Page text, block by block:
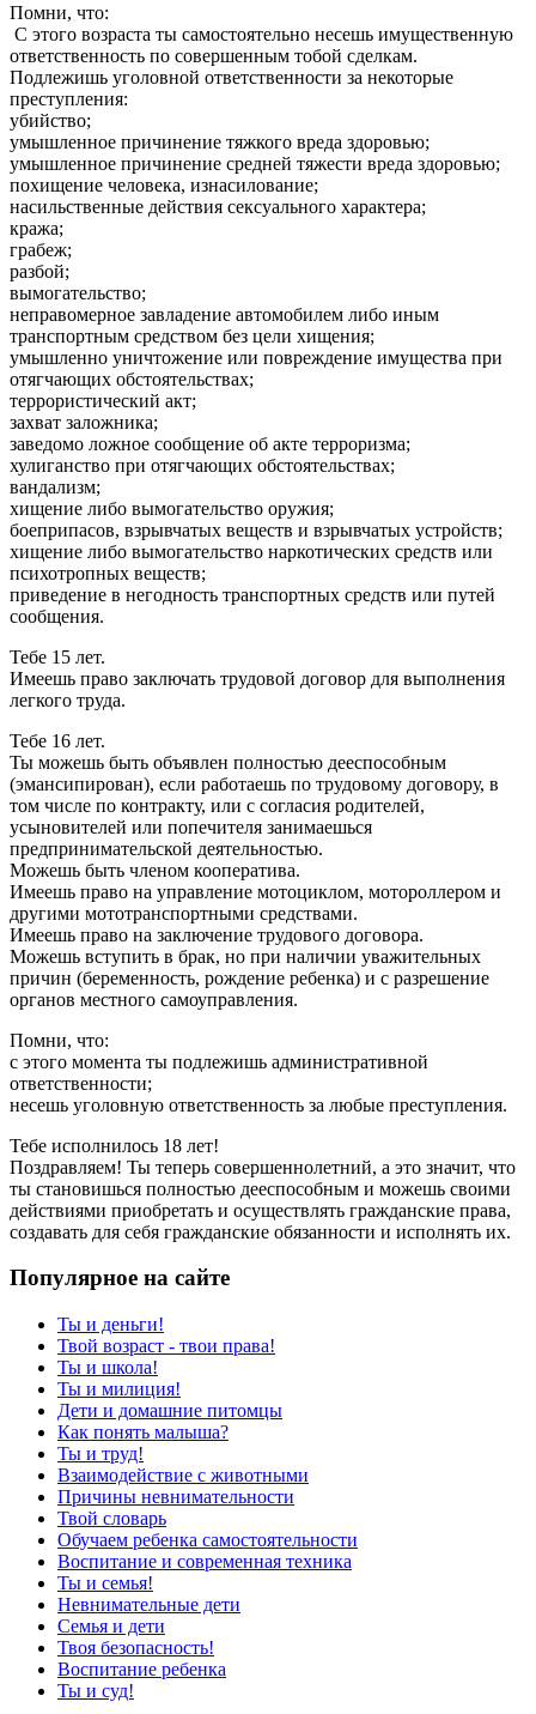
Помни, что:
С этого возраста ты самостоятельно несешь имущественную
ответственность по совершенным тобой сделкам.
Подлежишь уголовной ответственности за некоторые
преступления:
убийство;
умышленное причинение тяжкого вреда здоровью;
умышленное причинение средней тяжести вреда здоровью;
похищение человека, изнасилование;
насильственные действия сексуального характера;
кража;
грабеж;
разбой;
вымогательство;
неправомерное завладение автомобилем либо иным
транспортным средством без цели хищения;
умышленно уничтожение или повреждение имущества при
отягчающих обстоятельствах;
террористический акт;
захват заложника;
заведомо ложное сообщение об акте терроризма;
хулиганство при отягчающих обстоятельствах;
вандализм;
хищение либо вымогательство оружия;
боеприпасов, взрывчатых веществ и взрывчатых устройств;
хищение либо вымогательство наркотических средств или
психотропных веществ;
приведение в негодность транспортных средств или путей
сообщения.
Тебе 15 лет.
Имеешь право заключать трудовой договор для выполнения
легкого труда.
Тебе 16 лет.
Ты можешь быть объявлен полностью дееспособным
(эмансипирован), если работаешь по трудовому договору, в
том числе по контракту, или с согласия родителей,
усыновителей или попечителя занимаешься
предпринимательской деятельностью.
Можешь быть членом кооператива.
Имеешь право на управление мотоциклом, мотороллером и
другими мототранспортными средствами.
Имеешь право на заключение трудового договора.
Можешь вступить в брак, но при наличии уважительных
причин (беременность, рождение ребенка) и с разрешение
органов местного самоуправления.
Помни, что:
с этого момента ты подлежишь административной
ответственности;
несешь уголовную ответственность за любые преступления.
Тебе исполнилось 18 лет!
Поздравляем! Ты теперь совершеннолетний, а это значит, что
ты становишься полностью дееспособным и можешь своими
действиями приобретать и осуществлять гражданские права,
создавать для себя гражданские обязанности и исполнять их.
Популярное на сайте
Ты и деньги!
Твой возраст - твои права!
Ты и школа!
Ты и милиция!
Дети и домашние питомцы
Как понять малыша?
Ты и труд!
Взаимодействие с животными
Причины невнимательности
Твой словарь
Обучаем ребенка самостоятельности
Воспитание и современная техника
Ты и семья!
Невнимательные дети
Семья и дети
Твоя безопасность!
Воспитание ребенка
Ты и суд!